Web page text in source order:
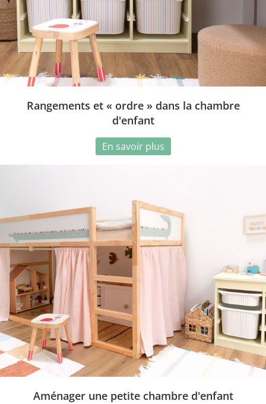
Rangements et « ordre » dans la chambre
d'enfant
En savoir plus
Aménager une petite chambre d'enfant